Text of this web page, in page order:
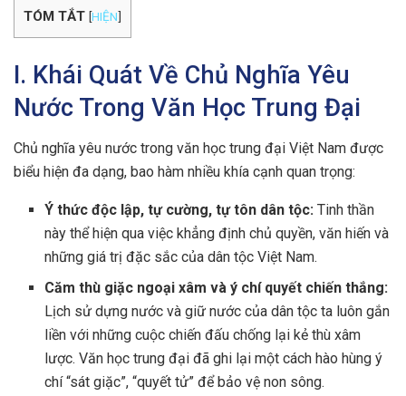
TÓM TẮT [HIỆN]
I. Khái Quát Về Chủ Nghĩa Yêu
Nước Trong Văn Học Trung Đại
Chủ nghĩa yêu nước trong văn học trung đại Việt Nam được
biểu hiện đa dạng, bao hàm nhiều khía cạnh quan trọng:
Ý thức độc lập, tự cường, tự tôn dân tộc: Tinh thần
này thể hiện qua việc khẳng định chủ quyền, văn hiến và
những giá trị đặc sắc của dân tộc Việt Nam.
Căm thù giặc ngoại xâm và ý chí quyết chiến thắng:
Lịch sử dựng nước và giữ nước của dân tộc ta luôn gắn
liền với những cuộc chiến đấu chống lại kẻ thù xâm
lược. Văn học trung đại đã ghi lại một cách hào hùng ý
chí “sát giặc”, “quyết tử” để bảo vệ non sông.